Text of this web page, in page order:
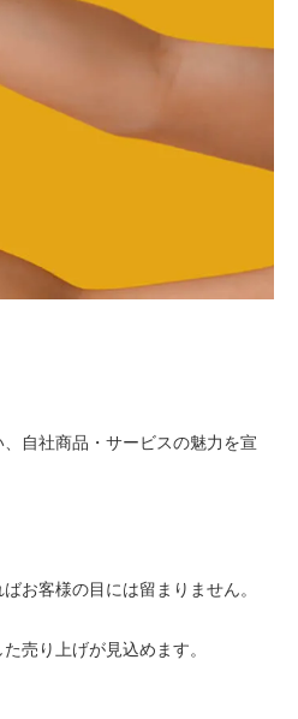
自社商品・サービスの魅力を宣
お客様の目には留まりません。
売り上げが見込めます。